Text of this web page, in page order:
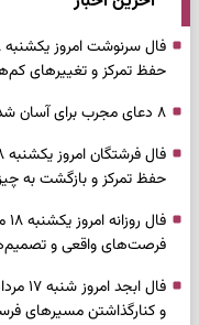
حفظ تمرکز و تغییرهای
۸ دعای مجرب برای آسان شدن امور و به اتمام رساندن کار‌ها
حفظ تمرکز و بازگشت به
فرصت‌های واقعی و
و کنارگذاشتن مسیرهای